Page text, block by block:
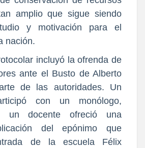
amplio que sigue siendo
y motivación para el
nación.
incluyó la ofrenda de
ante el Busto de Alberto
de las autoridades. Un
con un monólogo,
un docente ofreció una
del epónimo que
de la escuela Félix